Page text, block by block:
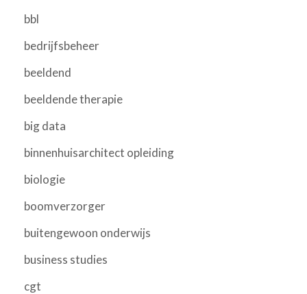
bbl
bedrijfsbeheer
beeldend
beeldende therapie
big data
binnenhuisarchitect opleiding
biologie
boomverzorger
buitengewoon onderwijs
business studies
cgt